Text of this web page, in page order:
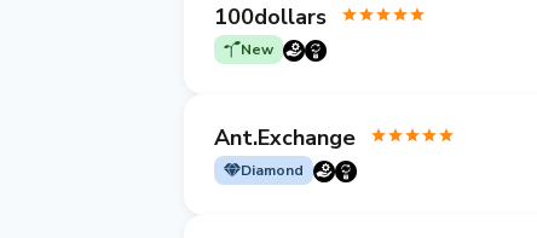
100dollars
New
Ant.Exchange
Diamond